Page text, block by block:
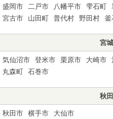
盛岡市 二戸市 八幡平市 雫石町
宮古市
山田町 普代村 野田村 釜
宮
気仙沼市 登米市 栗原市 大崎市
丸森町
石巻市
秋
秋田市 横手市 大仙市